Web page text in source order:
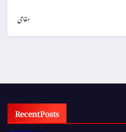
مقامی
Recent Posts